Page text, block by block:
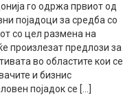
го одржа првиот од
појадоци за средба со
со цел размена на
произлезат предлози за
во областите кои се
и бизнис
појадок се […]